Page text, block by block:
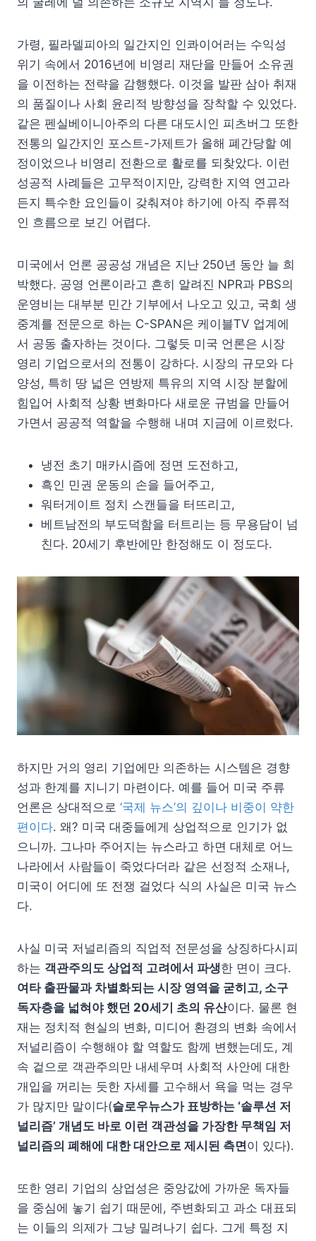
가령, 필라델피아의 일간지인 인콰이어러는 수익성
위기 속에서 2016년에 비영리 재단을 만들어 소유권
을 이전하는 전략을 감행했다. 이것을 발판 삼아 취재
의 품질이나 사회 윤리적 방향성을 장착할 수 있었다.
같은 펜실베이니아주의 다른 대도시인 피츠버그 또한
전통의 일간지인 포스트-가제트가 올해 폐간당할 예
정이었으나 비영리 전환으로 활로를 되찾았다. 이런
성공적 사례들은 고무적이지만, 강력한 지역 연고라
든지 특수한 요인들이 갖춰져야 하기에 아직 주류적
인 흐름으로 보긴 어렵다.
미국에서 언론 공공성 개념은 지난 250년 동안 늘 희
박했다. 공영 언론이라고 흔히 알려진 NPR과 PBS의
운영비는 대부분 민간 기부에서 나오고 있고, 국회 생
중계를 전문으로 하는 C-SPAN은 케이블TV 업계에
서 공동 출자하는 것이다. 그렇듯 미국 언론은 시장
영리 기업으로서의 전통이 강하다. 시장의 규모와 다
양성, 특히 땅 넓은 연방제 특유의 지역 시장 분할에
힘입어 사회적 상황 변화마다 새로운 규범을 만들어
가면서 공공적 역할을 수행해 내며 지금에 이르렀다.
냉전 초기 매카시즘에 정면 도전하고,
흑인 민권 운동의 손을 들어주고,
워터게이트 정치 스캔들을 터뜨리고,
베트남전의 부도덕함을 터트리는 등 무용담이 넘
친다. 20세기 후반에만 한정해도 이 정도다.
하지만 거의 영리 기업에만 의존하는 시스템은 경향
성과 한계를 지니기 마련이다. 예를 들어 미국 주류
언론은 상대적으로 ‘국제 뉴스’의 깊이나 비중이 약한
편이다. 왜? 미국 대중들에게 상업적으로 인기가 없
으니까. 그나마 주어지는 뉴스라고 하면 대체로 어느
나라에서 사람들이 죽었다더라 같은 선정적 소재나,
미국이 어디에 또 전쟁 걸었다 식의 사실은 미국 뉴스
다.
사실 미국 저널리즘의 직업적 전문성을 상징하다시피
하는 객관주의도 상업적 고려에서 파생한 면이 크다.
여타 출판물과 차별화되는 시장 영역을 굳히고, 소구
독자층을 넓혀야 했던 20세기 초의 유산이다. 물론 현
재는 정치적 현실의 변화, 미디어 환경의 변화 속에서
저널리즘이 수행해야 할 역할도 함께 변했는데도, 계
속 겉으로 객관주의만 내세우며 사회적 사안에 대한
개입을 꺼리는 듯한 자세를 고수해서 욕을 먹는 경우
가 많지만 말이다(슬로우뉴스가 표방하는 ‘솔루션 저
널리즘’ 개념도 바로 이런 객관성을 가장한 무책임 저
널리즘의 폐해에 대한 대안으로 제시된 측면이 있다).
또한 영리 기업의 상업성은 중앙값에 가까운 독자들
을 중심에 놓기 쉽기 때문에, 주변화되고 과소 대표되
는 이들의 의제가 그냥 밀려나기 쉽다. 그게 특정 지